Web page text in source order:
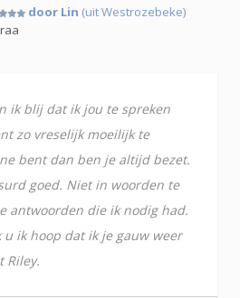
door Lin (uit Westrozebeke)
ik blij dat ik jou te spreken
zo vreselijk moeilijk te
bent dan ben je altijd bezet.
goed. Niet in woorden te
antwoorden die ik nodig had.
u ik hoop dat ik je gauw weer
Riley.